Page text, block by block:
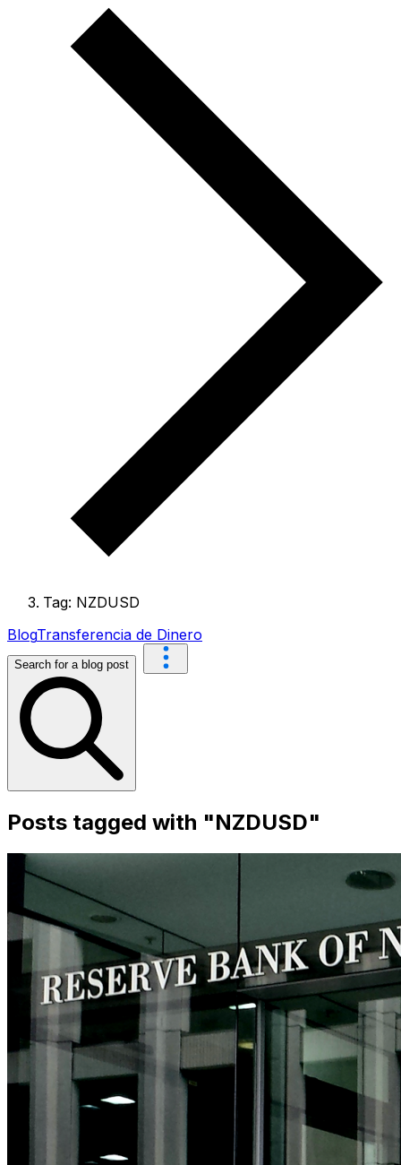
Tag: NZDUSD
BlogTransferencia de Dinero
Search for a blog post
Posts tagged with "NZDUSD"